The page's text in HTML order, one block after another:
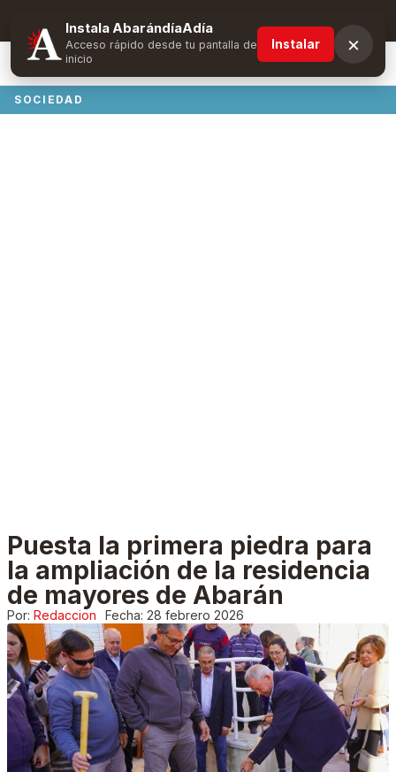
Suscríbete y obtén ventajas exclusivas
SOCIEDAD
Puesta la primera piedra para
la ampliación de la residencia
de mayores de Abarán
Por: Redaccion Fecha: 28 febrero 2026
Instala AbarándíaAdía
Acceso rápido desde tu pantalla de
inicio
Instalar ×